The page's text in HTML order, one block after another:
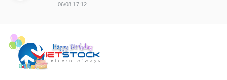
06/08 17:12